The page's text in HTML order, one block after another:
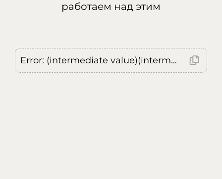
работаем над этим
Error: (intermediate value)(intermediate value)(intermediate value).replaceAll is not a function